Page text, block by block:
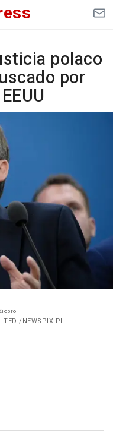
polaco
por
TEDI/NEWSPIX.PL